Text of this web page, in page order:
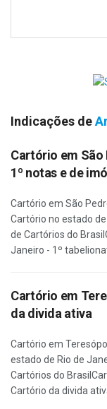
Indicações de
Cartório em São
1º notas e de
Cartório em São
Cartório no estado
de Cartórios do
Janeiro - 1º
Cartório em
da divida ativa
Cartório em
estado de Rio de
Cartórios do
Cartório da divida